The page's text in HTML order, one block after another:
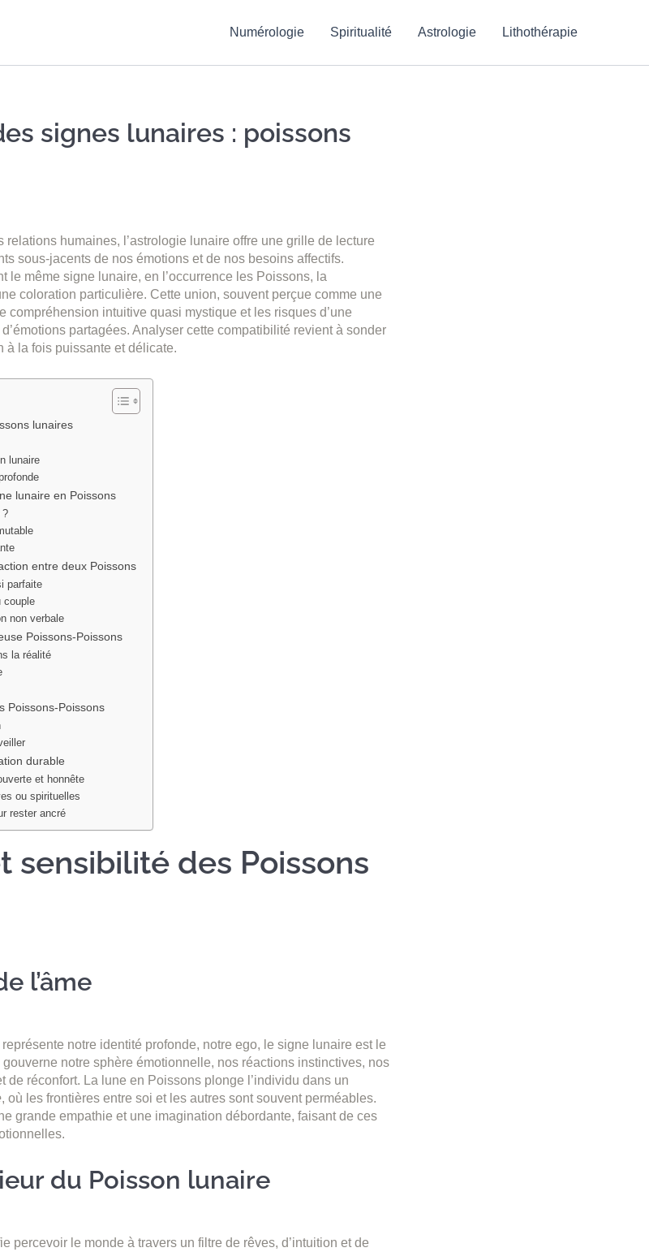
Numérologie Spiritualité Astrologie Lithothérapie
signes lunaires : poissons
relations humaines, l’astrologie lunaire offre une grille de lecture
sous-jacents de nos émotions et de nos besoins affectifs.
le même signe lunaire, en l’occurrence les Poissons, la
coloration particulière. Cette union, souvent perçue comme une
compréhension intuitive quasi mystique et les risques d’une
partagées. Analyser cette compatibilité revient à sonder
à la fois puissante et délicate.
lunaires
lunaire
lunaire en Poissons
?
entre deux Poissons
parfaite
couple
non verbale
Poissons-Poissons
la réalité
Poissons-Poissons
durable
et honnête
ou spirituelles
rester ancré
sensibilité des Poissons
l’âme
notre identité profonde, notre ego, le signe lunaire est le
notre sphère émotionnelle, nos réactions instinctives, nos
de réconfort. La lune en Poissons plonge l’individu dans un
, où les frontières entre soi et les autres sont souvent perméables.
grande empathie et une imagination débordante, faisant de ces
du Poisson lunaire
percevoir le monde à travers un filtre de rêves, d’intuition et de